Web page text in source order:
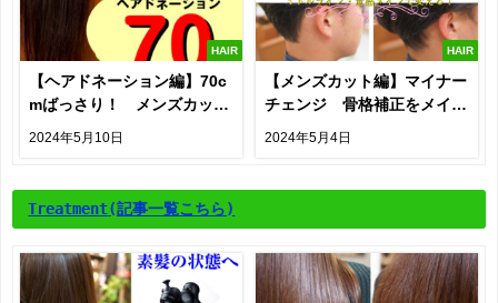
HAIR
【ヘアドネーション編】70c
mばっさり！ メンズカット
でも貢献できる。
2024年5月10日
HAIR
【メンズカット編】マイナー
チェンジ 骨格補正をメイン
で考える。
2024年5月4日
Treatment(記事一覧こちら)